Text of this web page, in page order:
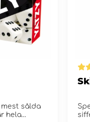
sålda
hela